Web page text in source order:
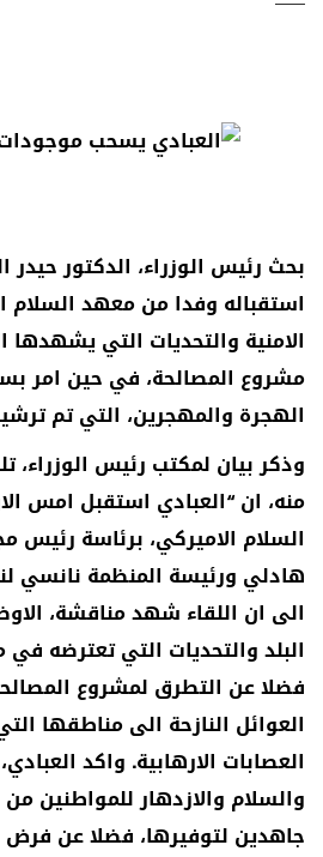
بحث رئيس الوزراء، الدكتور حيدر
استقباله وفدا من معهد السلام
الامنية والتحديات التي يشهدها
مشروع المصالحة، في حين امر
الهجرة والمهجرين، التي تم
وذكر بيان لمكتب رئيس الوزراء،
منه، ان “العبادي استقبل امس
السلام الاميركي، برئاسة رئيس
هادلي ورئيسة المنظمة نانسي
الى ان اللقاء شهد مناقشة،
البلد والتحديات التي تعترضه
فضلا عن التطرق لمشروع
العوائل النازحة الى مناطقها
العصابات الارهابية. واكد
والسلام والازدهار للمواطنين
جاهدين لتوفيرها، فضلا عن